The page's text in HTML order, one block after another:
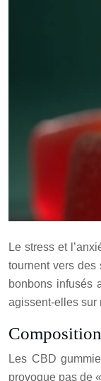
Le stress et
tournent vers
bonbons infusés
agissent-elles sur
Les CBD
provoque pas de